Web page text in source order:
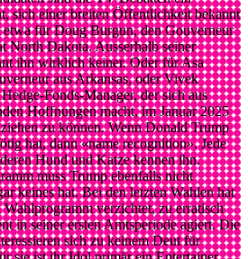
sich einer breiten Öffentlichkeit bekannt
etwa für Doug Burgun, den Gouverneur
North Dakota. Ausserhalb seiner
ihn wirklich keiner. Oder für Asa
aus Arkansas, oder Vivek
Fonds-Manager, der sich aus
Hoffnungen macht, im Januar 2025
zu können. Wenn Donald Trump
hat, dann «name recognition». Jede
Hund und Katze kennen ihn.
muss Trump ebenfalls nicht
keines hat. Bei den letzten Wahlen hat
verzichtet, zu erratisch
in seiner ersten Amtsperiode agiert. Die
sich zu keinem Deut für